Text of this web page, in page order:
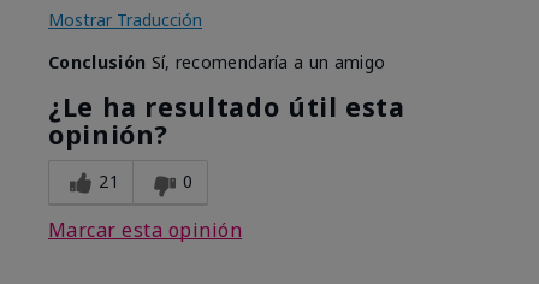
Mostrar Traducción
Conclusión Sí, recomendaría a un amigo
¿Le ha resultado útil esta
opinión?
21 0
Marcar esta opinión